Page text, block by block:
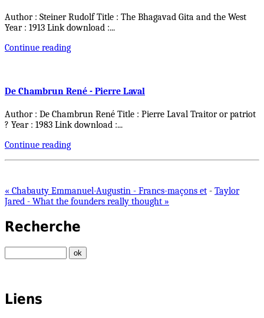
Author : Steiner Rudolf Title : The Bhagavad Gita and the West
Year : 1913 Link download :...
Continue reading
De Chambrun René - Pierre Laval
Author : De Chambrun René Title : Pierre Laval Traitor or patriot
? Year : 1983 Link download :...
Continue reading
« Chabauty Emmanuel-Augustin - Francs-maçons et - Taylor
Jared - What the founders really thought »
Recherche
Liens